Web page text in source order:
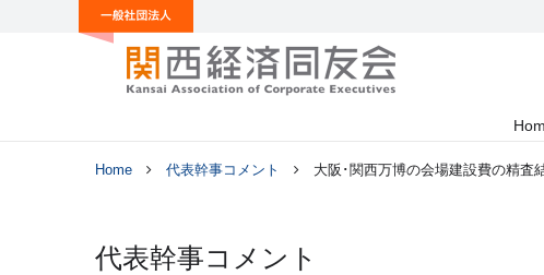
Home 代表幹事コメント 大阪･関西万博の会場建設費の精査
代表幹事コメント